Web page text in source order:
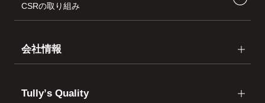
CSRの取り組み
会社情報
Tullyʼs Quality